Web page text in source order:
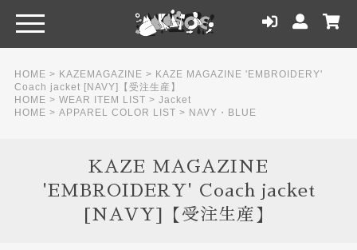
HOME > KAZEMAGAZINE > KAZE MAGAZINE 'EMBROIDERY'
Coach jacket [NAVY]【受注生産】
HOME > WEAR ITEM LIST > Jacket
HOME > APPAREL COLOR LIST > NAVY・BLUE
KAZE MAGAZINE
'EMBROIDERY' Coach jacket
[NAVY]【受注生産】